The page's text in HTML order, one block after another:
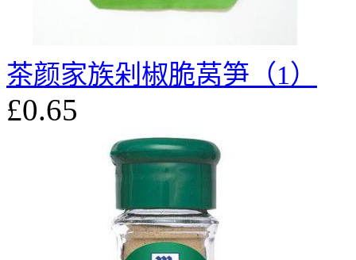
茶颜家族剁椒脆莴笋（1）
£0.65